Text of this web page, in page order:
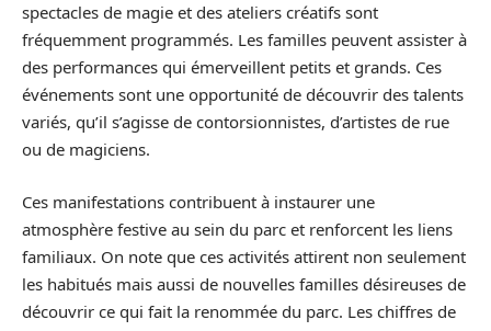
spectacles de magie et des ateliers créatifs sont
fréquemment programmés. Les familles peuvent assister à
des performances qui émerveillent petits et grands. Ces
événements sont une opportunité de découvrir des talents
variés, qu’il s’agisse de contorsionnistes, d’artistes de rue
ou de magiciens.
Ces manifestations contribuent à instaurer une
atmosphère festive au sein du parc et renforcent les liens
familiaux. On note que ces activités attirent non seulement
les habitués mais aussi de nouvelles familles désireuses de
découvrir ce qui fait la renommée du parc. Les chiffres de